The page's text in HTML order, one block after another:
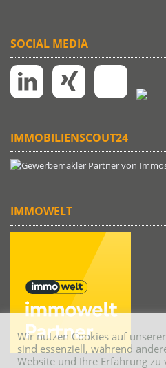
SOCIAL MEDIA
IMMOBILIENSCOUT24
IMMOWELT
Wir nutzen Cookies auf
sind essenziell, während
Website und Ihre Erfahrung zu